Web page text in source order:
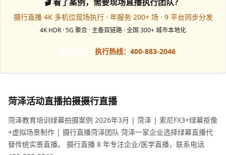
摄行直播 4K 多机位现场执行 · 年服务 200+ 场 · 9 平台同步分发
4K HDR · 5G 聚合 · 主备双链路 · 全国 300+ 城市本地化
执行热线：400-883-2046
菏泽活动直播拍摄摄行直播
菏泽教育培训绿幕拍摄案例 2026年3月 | 菏泽 | 索尼FX3+绿幕抠像
+虚拟场景制作 | 摄行直播菏泽团队 菏泽一家企业选择绿幕直播代
替传统实景直播。 摄行直播 8 年专注企业/医学直播，联系电话